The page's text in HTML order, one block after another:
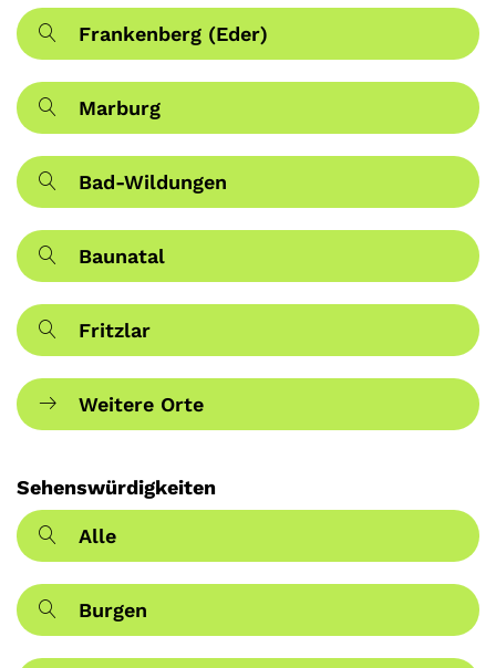
Frankenberg (Eder)
Marburg
Bad-Wildungen
Baunatal
Fritzlar
Weitere Orte
Sehenswürdigkeiten
Alle
Burgen